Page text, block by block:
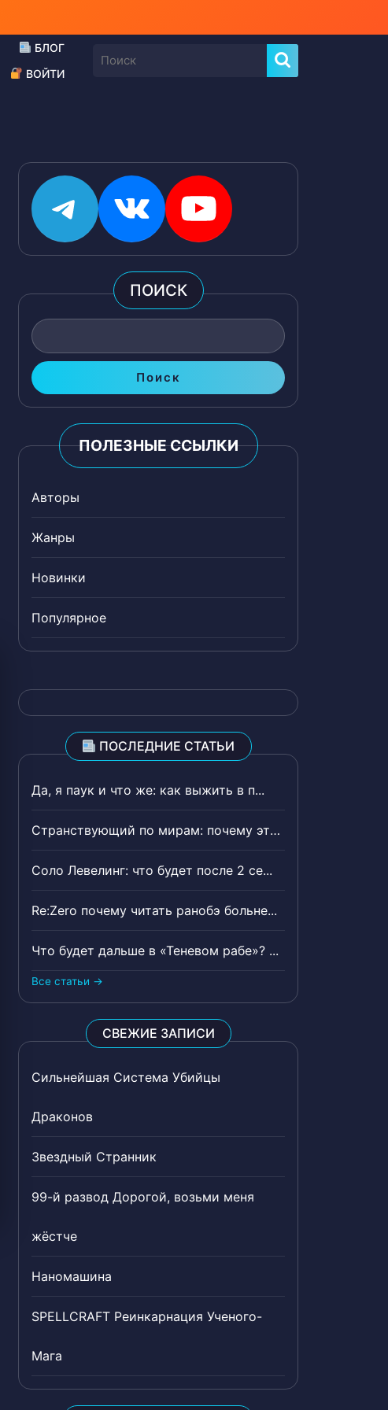
БЛОГ
ВОЙТИ
Найти:
Telegram ВКонтакте YouTube
ПОИСК
Поиск
ПОЛЕЗНЫЕ ССЫЛКИ
Авторы
Жанры
Новинки
Популярное
ПОСЛЕДНИЕ СТАТЬИ
Да, я паук и что же: как выжить в п...
Странствующий по мирам: почему эта ...
Соло Левелинг: что будет после 2 се...
Re:Zero почему читать ранобэ больне...
Что будет дальше в «Теневом рабе»? ...
Все статьи →
СВЕЖИЕ ЗАПИСИ
Сильнейшая Система Убийцы
Драконов
Звездный Странник
99-й развод Дорогой, возьми меня
жёстче
Наномашина
SPELLCRAFT Реинкарнация Ученого-
Мага